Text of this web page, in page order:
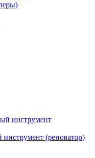
(реноватор)